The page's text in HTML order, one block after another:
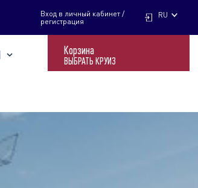
Вход в личный кабинет /
регистрация
RU
Корзина
ВЫБРАТЬ КРУИЗ